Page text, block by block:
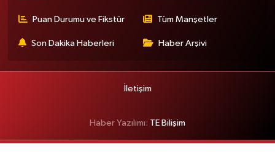
Puan Durumu ve Fikstür Tüm Manşetler
Son Dakika Haberleri Haber Arşivi
İletişim
Haber Yazılımı: TE Bilişim